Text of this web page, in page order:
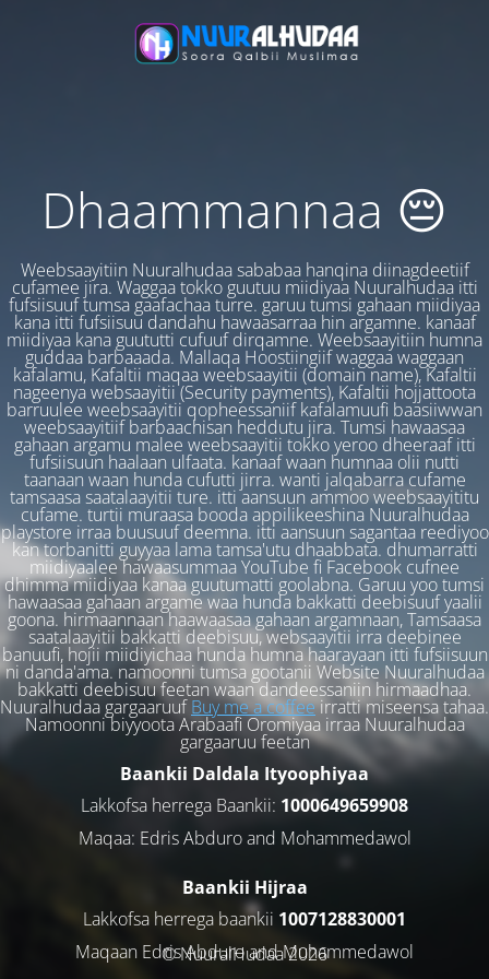
Dhaammannaa 😔
Weebsaayitiin Nuuralhudaa sababaa hanqina diinagdeetiif
cufamee jira. Waggaa tokko guutuu miidiyaa Nuuralhudaa itti
fufsiisuuf tumsa gaafachaa turre. garuu tumsi gahaan miidiyaa
kana itti fufsiisuu dandahu hawaasarraa hin argamne. kanaaf
miidiyaa kana guututti cufuuf dirqamne. Weebsaayitiin humna
guddaa barbaaada. Mallaqa Hoostiingiif waggaa waggaan
kafalamu, Kafaltii maqaa weebsaayitii (domain name), Kafaltii
nageenya websaayitii (Security payments), Kafaltii hojjattoota
barruulee weebsaayitii qopheessaniif kafalamuufi baasiiwwan
weebsaayitiif barbaachisan heddutu jira. Tumsi hawaasaa
gahaan argamu malee weebsaayitii tokko yeroo dheeraaf itti
fufsiisuun haalaan ulfaata. kanaaf waan humnaa olii nutti
taanaan waan hunda cufutti jirra. wanti jalqabarra cufame
tamsaasa saatalaayitii ture. itti aansuun ammoo weebsaayititu
cufame. turtii muraasa booda appilikeeshina Nuuralhudaa
playstore irraa buusuuf deemna. itti aansuun sagantaa reediyoo
kan torbanitti guyyaa lama tamsa'utu dhaabbata. dhumarratti
miidiyaalee hawaasummaa YouTube fi Facebook cufnee
dhimma miidiyaa kanaa guutumatti goolabna. Garuu yoo tumsi
hawaasaa gahaan argame waa hunda bakkatti deebisuuf yaalii
goona. hirmaannaan haawaasaa gahaan argamnaan, Tamsaasa
saatalaayitii bakkatti deebisuu, websaayitii irra deebinee
banuufi, hojii miidiyichaa hunda humna haarayaan itti fufsiisuun
ni danda'ama. namoonni tumsa gootanii Website Nuuralhudaa
bakkatti deebisuu feetan waan dandeessaniin hirmaadhaa.
Nuuralhudaa gargaaruufBuy me a coffeeirratti miseensa tahaa.
Namoonni biyyoota Arabaafi Oromiyaa irraa Nuuralhudaa
gargaaruu feetan
Baankii Daldala Ityoophiyaa
Lakkofsa herrega Baankii: 1000649659908
Maqaa: Edris Abduro and Mohammedawol
Baankii Hijraa
Lakkofsa herrega baankii 1007128830001
Maqaan Edris Abduro and Muhammedawol
© NuuralHudaa 2026